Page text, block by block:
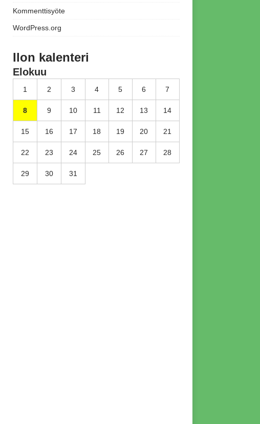
Kommenttisyöte
WordPress.org
Ilon kalenteri
Elokuu
1 2 3 4 5 6 7
8 9 10 11 12 13 14
15 16 17 18 19 20 21
22 23 24 25 26 27 28
29 30 31